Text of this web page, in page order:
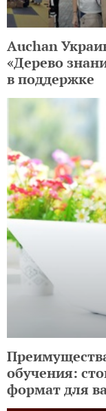
Auchan
«Дерево
в поддержке
обучения:
формат для